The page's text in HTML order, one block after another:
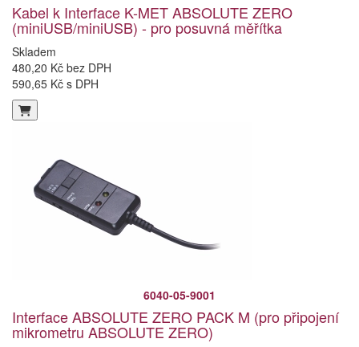
Kabel k Interface K-MET ABSOLUTE ZERO
(miniUSB/miniUSB) - pro posuvná měřítka
Skladem
480,20 Kč bez DPH
590,65 Kč s DPH
6040-05-9001
Interface ABSOLUTE ZERO PACK M (pro připojení
mikrometru ABSOLUTE ZERO)